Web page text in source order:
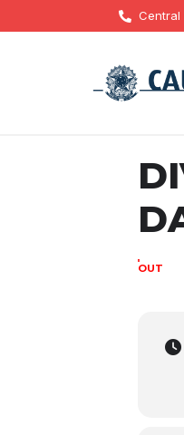
Central
11
OUT